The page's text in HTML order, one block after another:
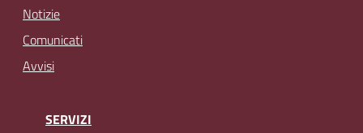
Notizie
Comunicati
Avvisi
SERVIZI